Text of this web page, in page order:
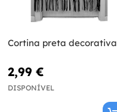
Cortina preta decorativa
2,99 €
DISPONÍVEL